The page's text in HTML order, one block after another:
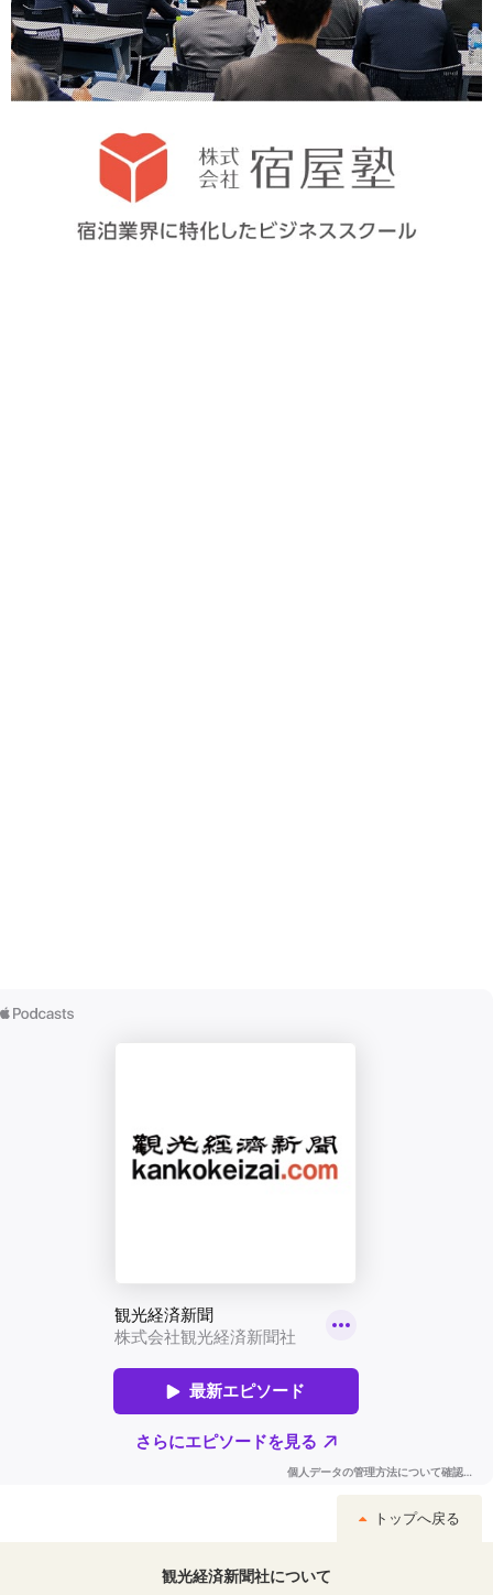
トップへ戻る
観光経済新聞社について